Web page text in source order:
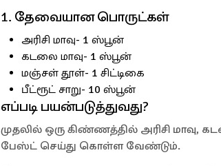
1. தேவையான பொருட்கள்
அரிசி மாவு- 1 ஸ்பூன்
கடலை மாவு- 1 ஸ்பூன்
மஞ்சள் தூள்- 1 சிட்டிகை
பீட்ரூட் சாறு- 10 ஸ்பூன்
எப்படி பயன்படுத்துவது?
முதலில் ஒரு கிண்ணத்தில் அரிசி மாவு,
பேஸ்ட் செய்து கொள்ள வேண்டும்.